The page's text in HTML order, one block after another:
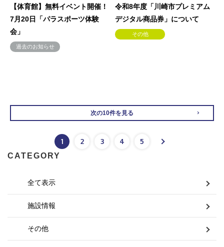
【体育館】無料イベント開催！
7月20日「パラスポーツ体験
会」
過去のお知らせ
令和8年度「川崎市プレミアム
デジタル商品券」について
その他
次の10件を見る
1 2 3 4
5
CATEGORY
全て表示
施設情報
その他